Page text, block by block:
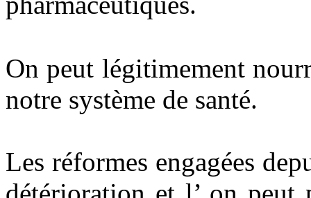
On peut légitimement
notre système de santé.
Les réformes engagées